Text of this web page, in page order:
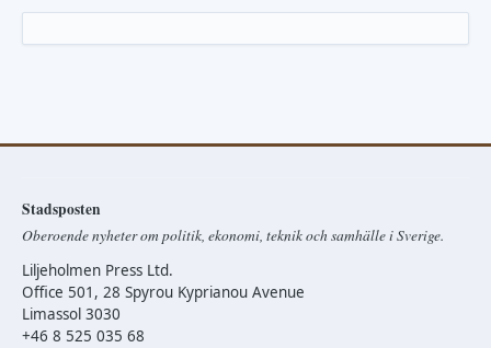
Stadsposten
Oberoende nyheter om politik, ekonomi, teknik och samhälle i Sverige.
Liljeholmen Press Ltd.
Office 501, 28 Spyrou Kyprianou Avenue
Limassol 3030
+46 8 525 035 68